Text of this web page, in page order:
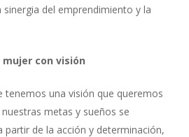
del emprendimiento y la
con visión
tenemos una visión que queremos
metas y sueños se
partir de la acción y determinación,